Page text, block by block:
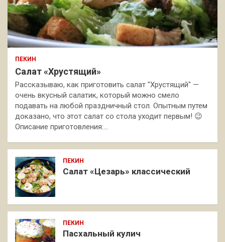
ПЕКИН
Салат «Хрустящий»
Рассказываю, как приготовить салат "Хрустящий" —
очень вкусный салатик, который можно смело
подавать на любой праздничный стол. Опытным путем
доказано, что этот салат со стола уходит первым! 😉
Описание приготовления:…
ПЕКИН
Салат «Цезарь» классический
ПЕКИН
Пасхальный кулич